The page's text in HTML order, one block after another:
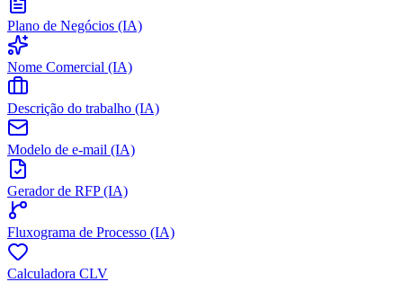
Plano de Negócios (IA)
Nome Comercial (IA)
Descrição do trabalho (IA)
Modelo de e-mail (IA)
Gerador de RFP (IA)
Fluxograma de Processo (IA)
Calculadora CLV